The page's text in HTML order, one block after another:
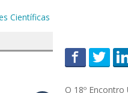
O 18º
Científicas